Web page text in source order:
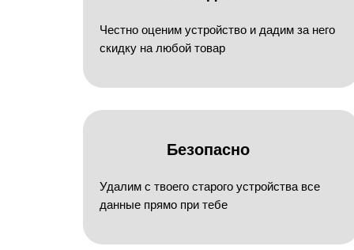
Удалим с твоего старого устройства все
данные прямо при тебе
Безопасно
Честно оценим устройство и дадим за него
скидку на любой товар